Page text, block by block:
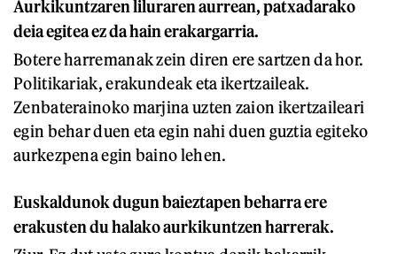
Aurkikuntzaren liluraren aurrean, patxadarako
deia egitea ez da hain erakargarria.
Botere harremanak zein diren ere sartzen da hor.
Politikariak, erakundeak eta ikertzaileak.
Zenbaterainoko marjina uzten zaion ikertzaileari
egin behar duen eta egin nahi duen guztia egiteko
aurkezpena egin baino lehen.
Euskaldunok dugun baieztapen beharra ere
erakusten du halako aurkikuntzen harrerak.